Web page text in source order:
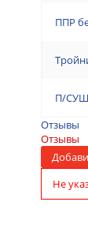
ППР
П/СУШ
Отзывы
Отзывы
Не